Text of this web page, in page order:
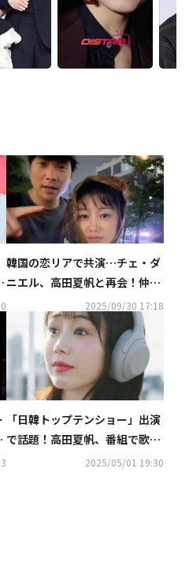
韓国の恋リアで共演…チェ・ダ
ニエル、高田夏帆と再会！仲睦
まじい日韓ショットが話題に
2025/09/30 17:18
「日韓トップテンショー」出演
で話題！高田夏帆、番組で歌唱
した「どんなときも。」5月7日
2025/05/01 19:30